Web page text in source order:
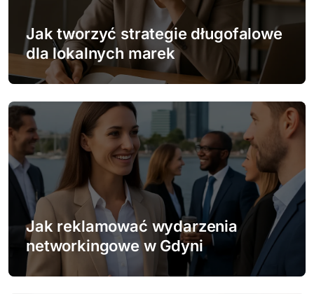
i
s
u
Jak tworzyć strategie długofalowe
dla lokalnych marek
Jak reklamować wydarzenia
networkingowe w Gdyni